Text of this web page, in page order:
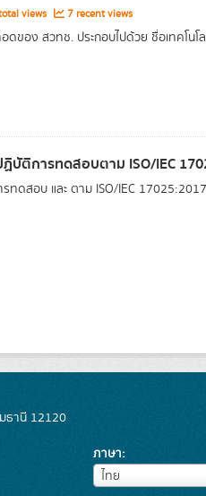
views 7 recent views
ดของ สวทช. ประกอบไปด้วย ชื่อเทคโ
บัติการทดสอบตาม ISO/IEC
ดสอบ และ ตาม ISO/IEC
ธานี 12120
ภาษา
ไทย
ภาษา